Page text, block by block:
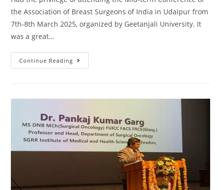
the Association of Breast Surgeons of India in Udaipur from
7th-8th March 2025, organized by Geetanjali University. It
was a great…
Continue Reading